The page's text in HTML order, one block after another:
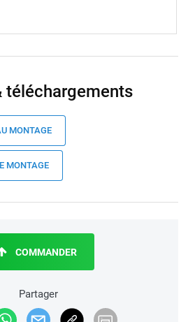
téléchargements
MONTAGE
MONTAGE
Partager
COMMANDER